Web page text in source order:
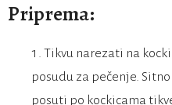
Priprema:
Tikvu narezati na
posudu za pečenje.
posuti po kockicama